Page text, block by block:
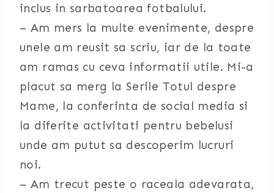
inclus in sarbatoarea fotbalului.
– Am mers la multe evenimente, despre
unele am reusit sa scriu, iar de la toate
am ramas cu ceva informatii utile. Mi-a
placut sa merg la Serile Totul despre
Mame, la conferinta de social media si
la diferite activitati pentru bebelusi
unde am putut sa descoperim lucruri
noi.
– Am trecut peste o raceala adevarata,